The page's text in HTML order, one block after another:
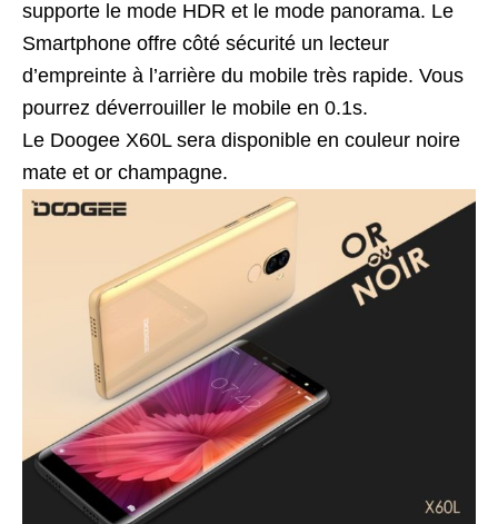
supporte le mode HDR et le mode panorama. Le
Smartphone offre côté sécurité un lecteur
d’empreinte à l’arrière du mobile très rapide. Vous
pourrez déverrouiller le mobile en 0.1s.
Le Doogee X60L sera disponible en couleur noire
mate et or champagne.